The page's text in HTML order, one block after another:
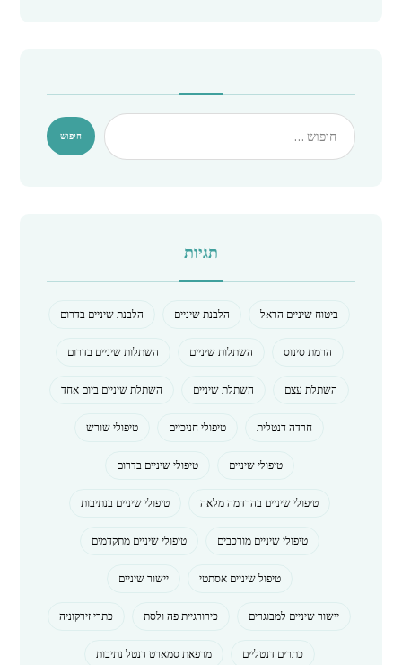
תגיות
ביטוח שיניים הראל הלבנת שיניים
הלבנת שיניים בדרום
הרמת סינוס
השתלות שיניים
השתלות שיניים בדרום
השתלת עצם
השתלת שיניים
השתלת שיניים ביום אחד
חרדה דנטלית
טיפולי חניכיים
טיפולי שורש
טיפולי שיניים
טיפולי שיניים בדרום
טיפולי שיניים בהרדמה מלאה
טיפולי שיניים בנתיבות
טיפולי שיניים מורכבים
טיפולי שיניים מתקדמים
טיפול שיניים אסתטי
יישור שיניים
יישור שיניים למבוגרים
כירורגיית פה ולסת
כתרי זירקוניה
כתרים דנטליים
מרפאת סמארט דנטל נתיבות